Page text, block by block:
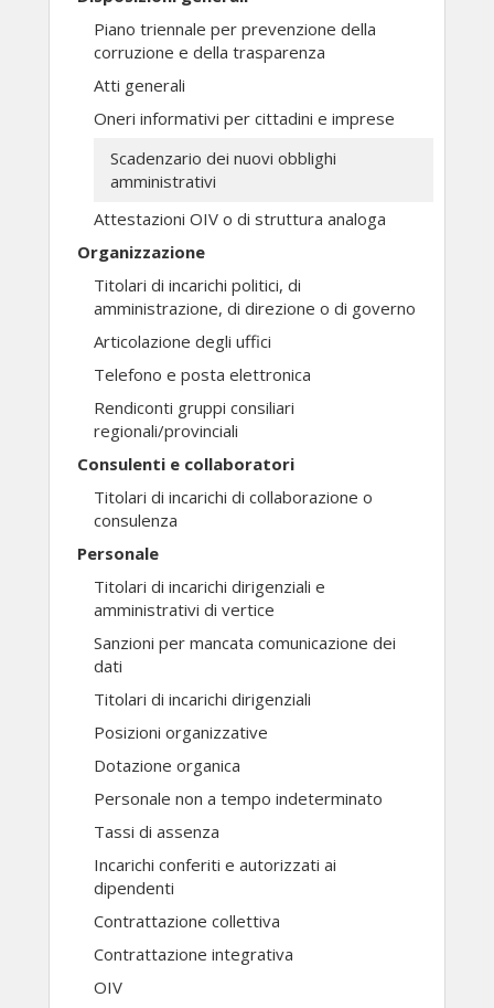
Piano triennale per prevenzione della
corruzione e della trasparenza
Atti generali
Oneri informativi per cittadini e imprese
Scadenzario dei nuovi obblighi
amministrativi
Attestazioni OIV o di struttura analoga
Organizzazione
Titolari di incarichi politici, di
amministrazione, di direzione o di governo
Articolazione degli uffici
Telefono e posta elettronica
Rendiconti gruppi consiliari
regionali/provinciali
Consulenti e collaboratori
Titolari di incarichi di collaborazione o
consulenza
Personale
Titolari di incarichi dirigenziali e
amministrativi di vertice
Sanzioni per mancata comunicazione dei
dati
Titolari di incarichi dirigenziali
Posizioni organizzative
Dotazione organica
Personale non a tempo indeterminato
Tassi di assenza
Incarichi conferiti e autorizzati ai
dipendenti
Contrattazione collettiva
Contrattazione integrativa
OIV